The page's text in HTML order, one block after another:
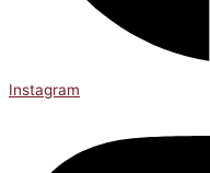
Instagram